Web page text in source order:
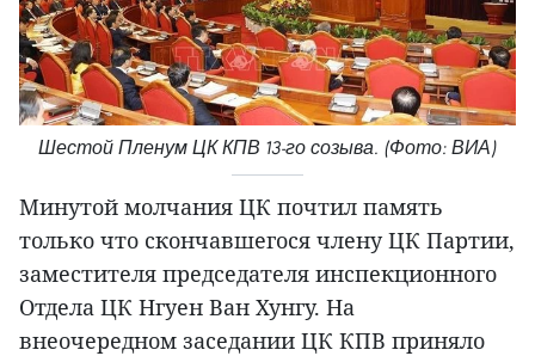
Шестой Пленум ЦК КПВ 13-го созыва. (Фото: ВИА)
Минутой молчания ЦК почтил память
только что скончавшегося члену ЦК Партии,
заместителя председателя инспекционного
Отдела ЦК Нгуен Ван Хунгу. На
внеочередном заседании ЦК КПВ приняло